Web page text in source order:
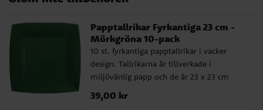
Papptallrikar Fyrkantiga 23 cm -
Mörkgröna 10-pack
10 st. fyrkantiga papptallrikar i vacker
design. Tallrikarna är tillverkade i
miljövänlig papp och de är 23 x 23 cm
Pris:39,00 kr
39,00 kr